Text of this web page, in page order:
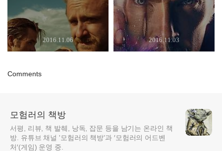
2016.11.06 2016.11.03
Comments
모험러의 책방
서평, 리뷰, 책 발췌, 낭독, 잡문 등을 남기는 온라인 책
방. 유튜브 채널 '모험러의 책방'과 ′모험러의 어드벤
처′(게임) 운영 중.